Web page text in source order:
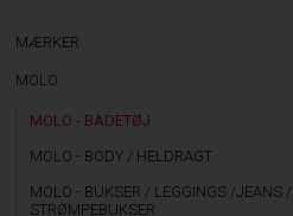
MÆRKER
MOLO
MOLO - BADETØJ
MOLO - BODY / HELDRAGT
MOLO - BUKSER / LEGGINGS /JEANS /
STRØMPEBUKSER